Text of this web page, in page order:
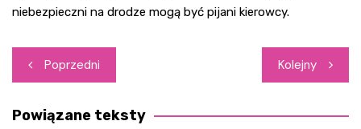
niebezpieczni na drodze mogą być pijani kierowcy.
Nawigacja
wpisu
Poprzedni Kolejny
Powiązane teksty